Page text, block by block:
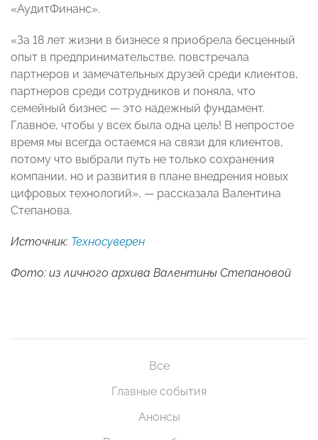
«АудитФинанс».
«За 18 лет жизни в бизнесе я приобрела бесценный
опыт в предпринимательстве, повстречала
партнеров и замечательных друзей среди клиентов,
партнеров среди сотрудников и поняла, что
семейный бизнес — это надежный фундамент.
Главное, чтобы у всех была одна цель! В непростое
время мы всегда остаемся на связи для клиентов,
потому что выбрали путь не только сохранения
компании, но и развития в плане внедрения новых
цифровых технологий», — рассказала Валентина
Степанова.
Источник: Техносуверен
Фото: из личного архива Валентины Степановой
Все
Главные события
Анонсы